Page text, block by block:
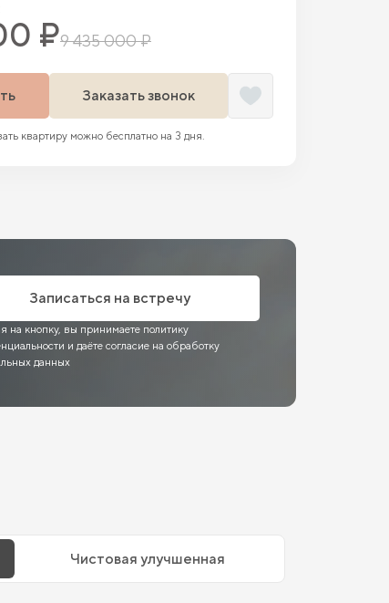
₽9 435 000 ₽
Заказать звонок
квартиру можно бесплатно на 3 дня.
Записаться на встречу
на кнопку, вы принимаете политику
и даёте согласие на обработку
данных
Чистовая улучшенная